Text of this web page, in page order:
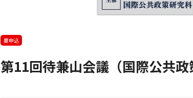
要申込
第11回待兼山会議（国際公共